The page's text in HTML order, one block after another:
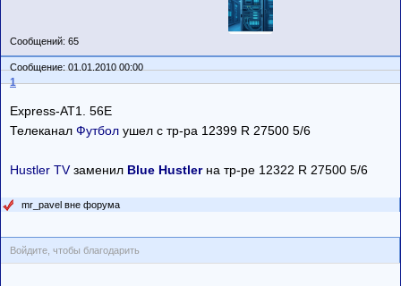
Сообщений: 65
Сообщение: 01.01.2010 00:00
1
Express-AT1. 56E
Телеканал Футбол ушел с тр-ра 12399 R 27500 5/6
Hustler TVзаменил Blue Hustlerна тр-ре 12322 R 27500 5/6
mr_pavel вне форума
Войдите, чтобы благодарить